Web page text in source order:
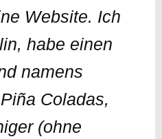
Website. Ich
habe einen
namens
Coladas,
(ohne